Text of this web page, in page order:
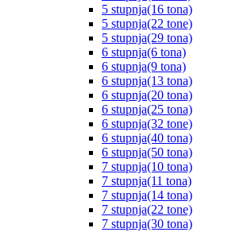
5 stupnja(16 tona)
5 stupnja(22 tone)
5 stupnja(29 tona)
6 stupnja(6 tona)
6 stupnja(9 tona)
6 stupnja(13 tona)
6 stupnja(20 tona)
6 stupnja(25 tona)
6 stupnja(32 tone)
6 stupnja(40 tona)
6 stupnja(50 tona)
7 stupnja(10 tona)
7 stupnja(11 tona)
7 stupnja(14 tona)
7 stupnja(22 tone)
7 stupnja(30 tona)